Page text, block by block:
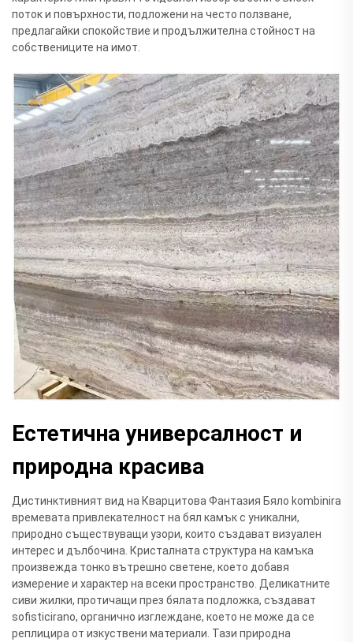
поток и повърхности, подложени на често ползване,
предлагайки спокойствие и продължителна стойност на
собствениците на имот.
Естетична универсалност и
природна красива
Дистинктивният вид на Кварцитова Фантазия Бяло kombinira
времевата привлекателност на бял камък с уникални,
природно съществуващи узори, които създават визуален
интерес и дълбочина. Кристалната структура на камъка
произвежда тонко вътрешно светене, което добавя
измерение и характер на всеки пространство. Деликатните
сиви жилки, протичащи през бялата подложка, създават
sofisticirano, органично изглеждане, което не може да се
реплицира от изкуствени материали. Тази природна